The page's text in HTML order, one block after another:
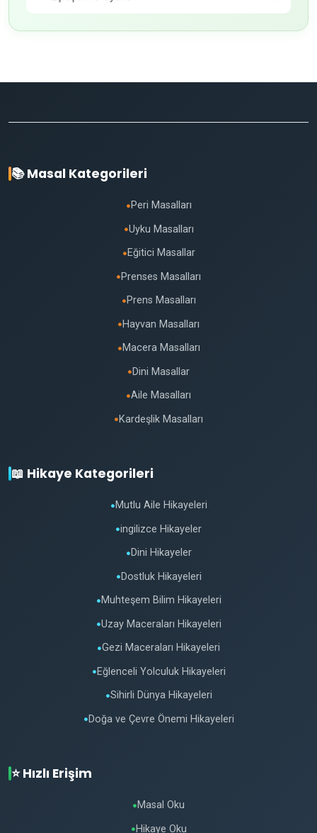
📚 Masal Kategorileri
● Peri Masalları
●Uyku Masalları
● Eğitici Masallar
● Prenses Masalları
● Prens Masalları
● Hayvan Masalları
● Macera Masalları
● Dini Masallar
●Aile Masalları
● Kardeşlik Masalları
📖 Hikaye Kategorileri
● Mutlu Aile Hikayeleri
●ingilizce Hikayeler
● Dini Hikayeler
● Dostluk Hikayeleri
● Muhteşem Bilim Hikayeleri
●Uzay Maceraları Hikayeleri
●Gezi Maceraları Hikayeleri
● Eğlenceli Yolculuk Hikayeleri
●Sihirli Dünya Hikayeleri
● Doğa ve Çevre Önemi Hikayeleri
⭐ Hızlı Erişim
● Masal Oku
● Hikaye Oku